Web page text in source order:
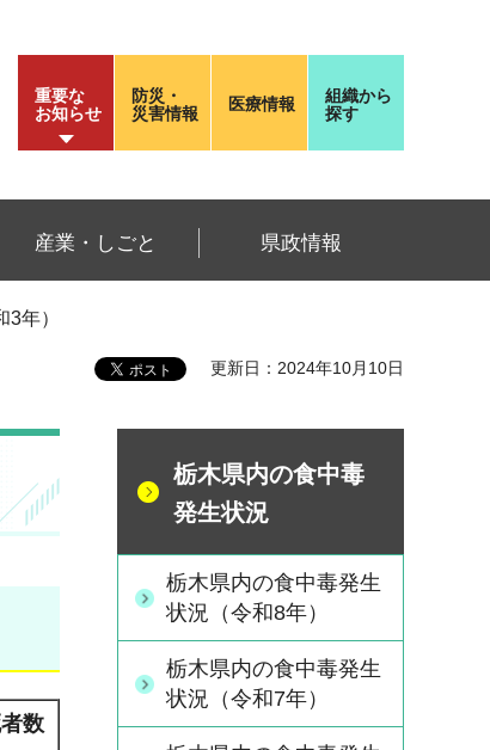
重要な
お知らせ
防災・
災害情報
医療情報
組織から
探す
産業・しごと 県政情報
年）
更新日：2024年10月10日
数
栃木県内の食中毒
発生状況
栃木県内の食中毒発生
状況（令和8年）
栃木県内の食中毒発生
状況（令和7年）